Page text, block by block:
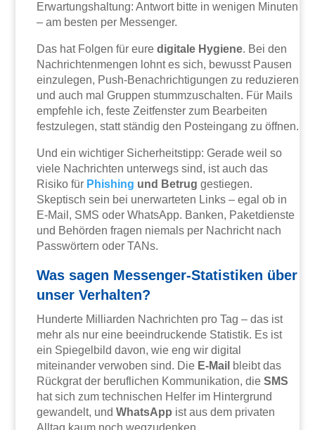
Erwartungshaltung: Antwort bitte in wenigen Minuten
– am besten per Messenger.
Das hat Folgen für euredigitale Hygiene. Bei den
Nachrichtenmengen lohnt es sich, bewusst Pausen
einzulegen, Push-Benachrichtigungen zu reduzieren
und auch mal Gruppen stummzuschalten. Für Mails
empfehle ich, feste Zeitfenster zum Bearbeiten
festzulegen, statt ständig den Posteingang zu öffnen.
Und ein wichtiger Sicherheitstipp: Gerade weil so
viele Nachrichten unterwegs sind, ist auch das
Risiko für Phishing und Betrug gestiegen.
Skeptisch sein bei unerwarteten Links – egal ob in
E-Mail, SMS oder WhatsApp. Banken, Paketdienste
und Behörden fragen niemals per Nachricht nach
Passwörtern oder TANs.
Was sagen Messenger-Statistiken über
unser Verhalten?
Hunderte Milliarden Nachrichten pro Tag – das ist
mehr als nur eine beeindruckende Statistik. Es ist
ein Spiegelbild davon, wie eng wir digital
miteinander verwoben sind. Die E-Mail bleibt das
Rückgrat der beruflichen Kommunikation, dieSMS
hat sich zum technischen Helfer im Hintergrund
gewandelt, undWhatsApp ist aus dem privaten